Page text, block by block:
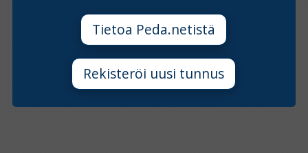
Tietoa Peda.netistä
Rekisteröi uusi tunnus